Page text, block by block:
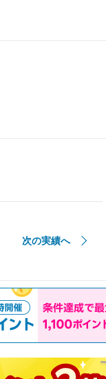
次の実績へ